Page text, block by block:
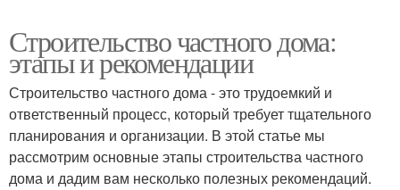
Строительство частного дома:
этапы и рекомендации
Строительство частного дома - это трудоемкий и
ответственный процесс, который требует тщательного
планирования и организации. В этой статье мы
рассмотрим основные этапы строительства частного
дома и дадим вам несколько полезных рекомендаций.